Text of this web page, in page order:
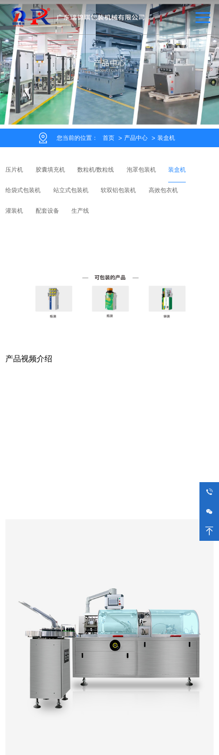
您当前的位置： 首页 产品中心 装盒机
压片机 胶囊填充机 数粒机/数粒线 泡罩包装机 装盒机
给袋式包装机 站立式包装机 软双铝包装机 高效包衣机
灌装机 配套设备 生产线
产品视频介绍